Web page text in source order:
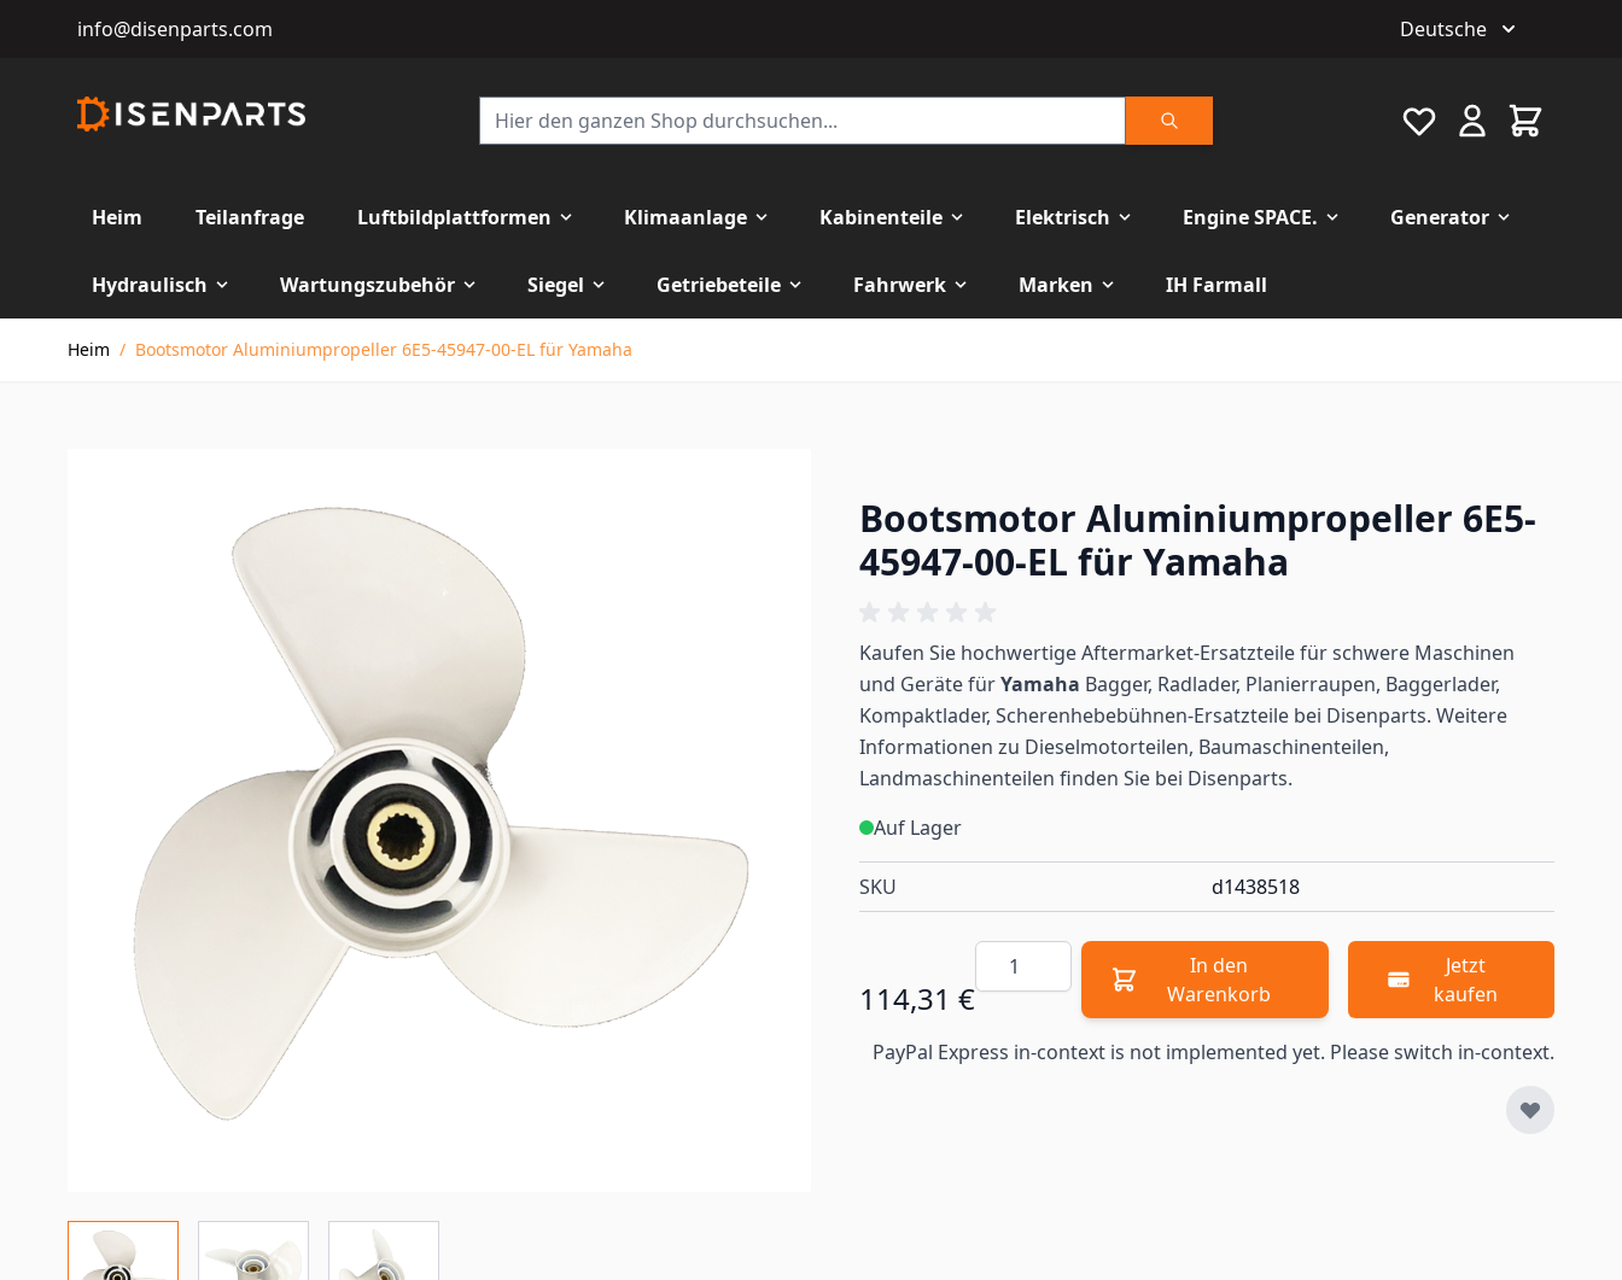
info@disenparts.com Deutsche
Suche
Favourite Warenkorb
Heim Teilanfrage Luftbildplattformen Klimaanlage Kabinenteile Elektrisch Engine SPACE. Generator
Hydraulisch Wartungszubehör Siegel Getriebeteile Fahrwerk Marken
IH Farmall
Heim / Bootsmotor Aluminiumpropeller 6E5-45947-00-EL für Yamaha
Bootsmotor Aluminiumpropeller 6E5-
45947-00-EL für Yamaha
Kaufen Sie hochwertige Aftermarket-Ersatzteile für schwere Maschinen
und Geräte fürYamaha Bagger, Radlader, Planierraupen, Baggerlader,
Kompaktlader, Scherenhebebühnen-Ersatzteile bei Disenparts. Weitere
Informationen zu Dieselmotorteilen, Baumaschinenteilen,
Landmaschinenteilen finden Sie bei Disenparts.
Auf Lager
SKU d1438518
114,31 €
Menge
In den
Warenkorb
Jetzt
kaufen
PayPal Express in-context is not implemented yet. Please switch in-context.